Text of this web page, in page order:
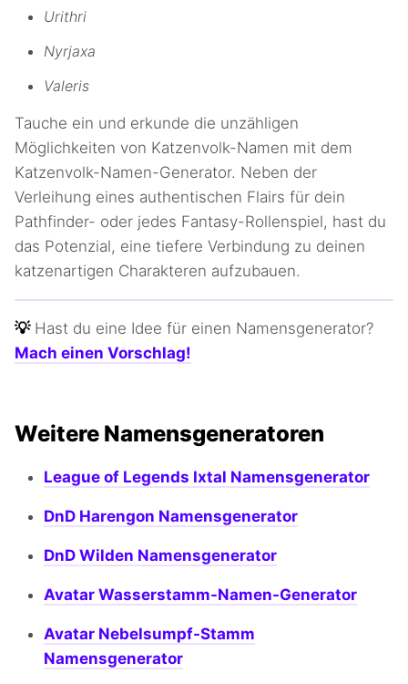
Urithri
Nyrjaxa
Valeris
Tauche ein und erkunde die unzähligen
Möglichkeiten von Katzenvolk-Namen mit dem
Katzenvolk-Namen-Generator. Neben der
Verleihung eines authentischen Flairs für dein
Pathfinder- oder jedes Fantasy-Rollenspiel, hast du
das Potenzial, eine tiefere Verbindung zu deinen
katzenartigen Charakteren aufzubauen.
💡 Hast du eine Idee für einen Namensgenerator?
Mach einen Vorschlag!
Weitere Namensgeneratoren
League of Legends Ixtal Namensgenerator
DnD Harengon Namensgenerator
DnD Wilden Namensgenerator
Avatar Wasserstamm-Namen-Generator
Avatar Nebelsumpf-Stamm
Namensgenerator